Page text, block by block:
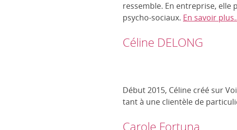
ressemble. En entreprise,
psycho-sociaux. En savoir
Céline DELONG
Début 2015, Céline créé sur
tant à une clientèle de
Carole Fortuna